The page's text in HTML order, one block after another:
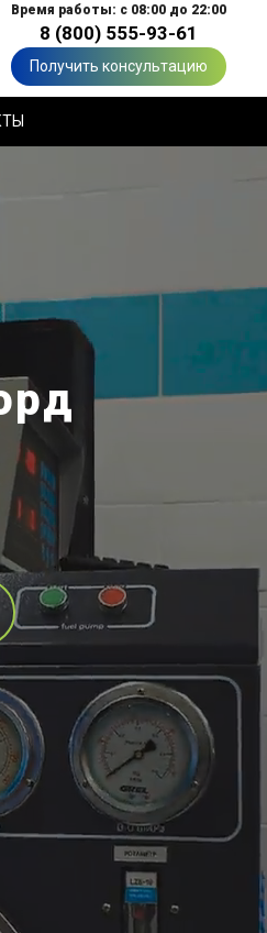
Время работы: с 08:00 до 22:00
8 (800) 555-93-61
Получить консультацию